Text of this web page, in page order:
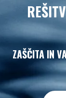
ZAŠČITA IN